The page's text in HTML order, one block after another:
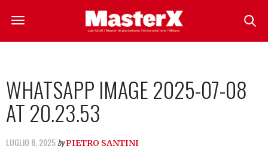
WHATSAPP IMAGE 2025-07-08
AT 20.23.53
LUGLIO 8, 2025byPIETRO SANTINI